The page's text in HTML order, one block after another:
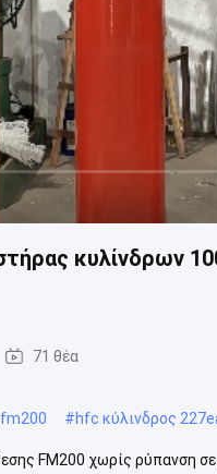
κυλίνδρων
71 θέα
fm200 #hfc κύλινδρος
FM200 χωρίς ρύπανση